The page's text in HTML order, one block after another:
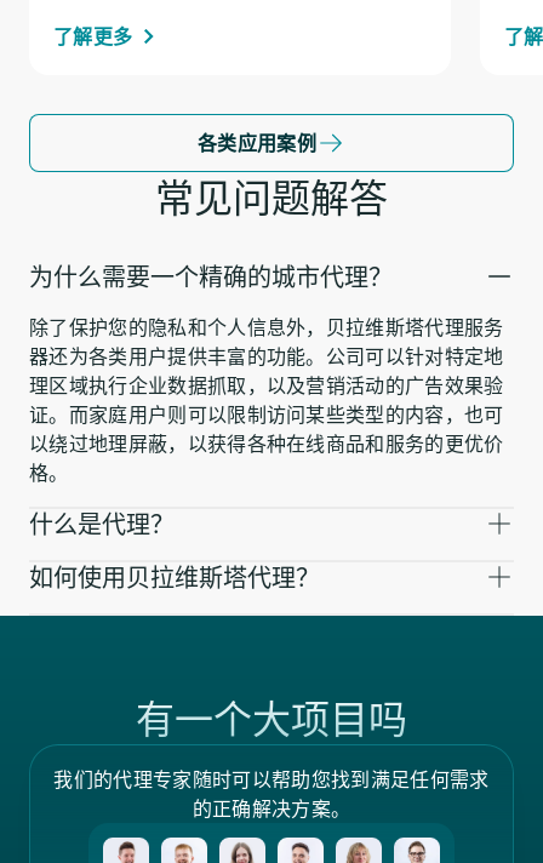
了解更多 了
各类应用案例
常见问题解答
为什么需要一个精确的城市代理？
除了保护您的隐私和个人信息外，贝拉维斯塔代理服务
器还为各类用户提供丰富的功能。公司可以针对特定地
理区域执行企业数据抓取，以及营销活动的广告效果验
证。而家庭用户则可以限制访问某些类型的内容，也可
以绕过地理屏蔽，以获得各种在线商品和服务的更优价
格。
什么是代理？
如何使用贝拉维斯塔代理？
有一个大项目吗
我们的代理专家随时可以帮助您找到满足任何需求
的正确解决方案。